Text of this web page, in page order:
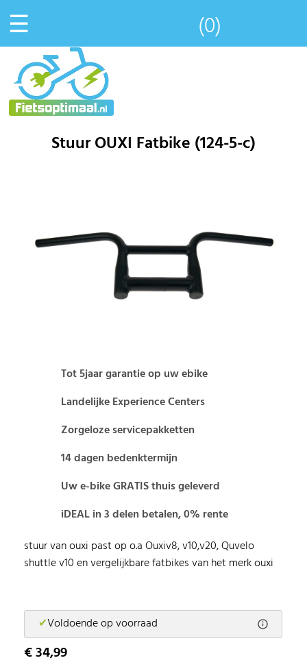
☰ (0)
Stuur OUXI Fatbike (124-5-c)
Tot 5jaar garantie op uw ebike
Landelijke Experience Centers
Zorgeloze servicepakketten
14 dagen bedenktermijn
Uw e-bike GRATIS thuis geleverd
iDEAL in 3 delen betalen, 0% rente
stuur van ouxi past op o.a Ouxiv8, v10,v20, Quvelo
shuttle v10 en vergelijkbare fatbikes van het merk ouxi
✔Voldoende op voorraad
€ 34,99